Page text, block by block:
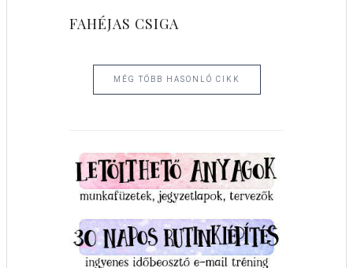
FAHÉJAS CSIGA
MÉG TÖBB HASONLÓ CIKK